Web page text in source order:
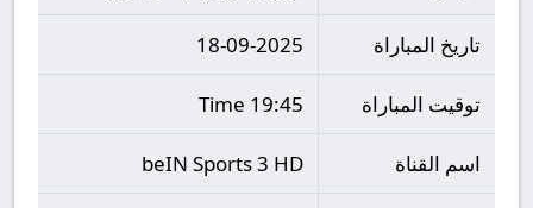
تاريخ المباراة 18-09-2025
توقيت المباراة 19:45 Time
اسم القناة beIN Sports 3 HD